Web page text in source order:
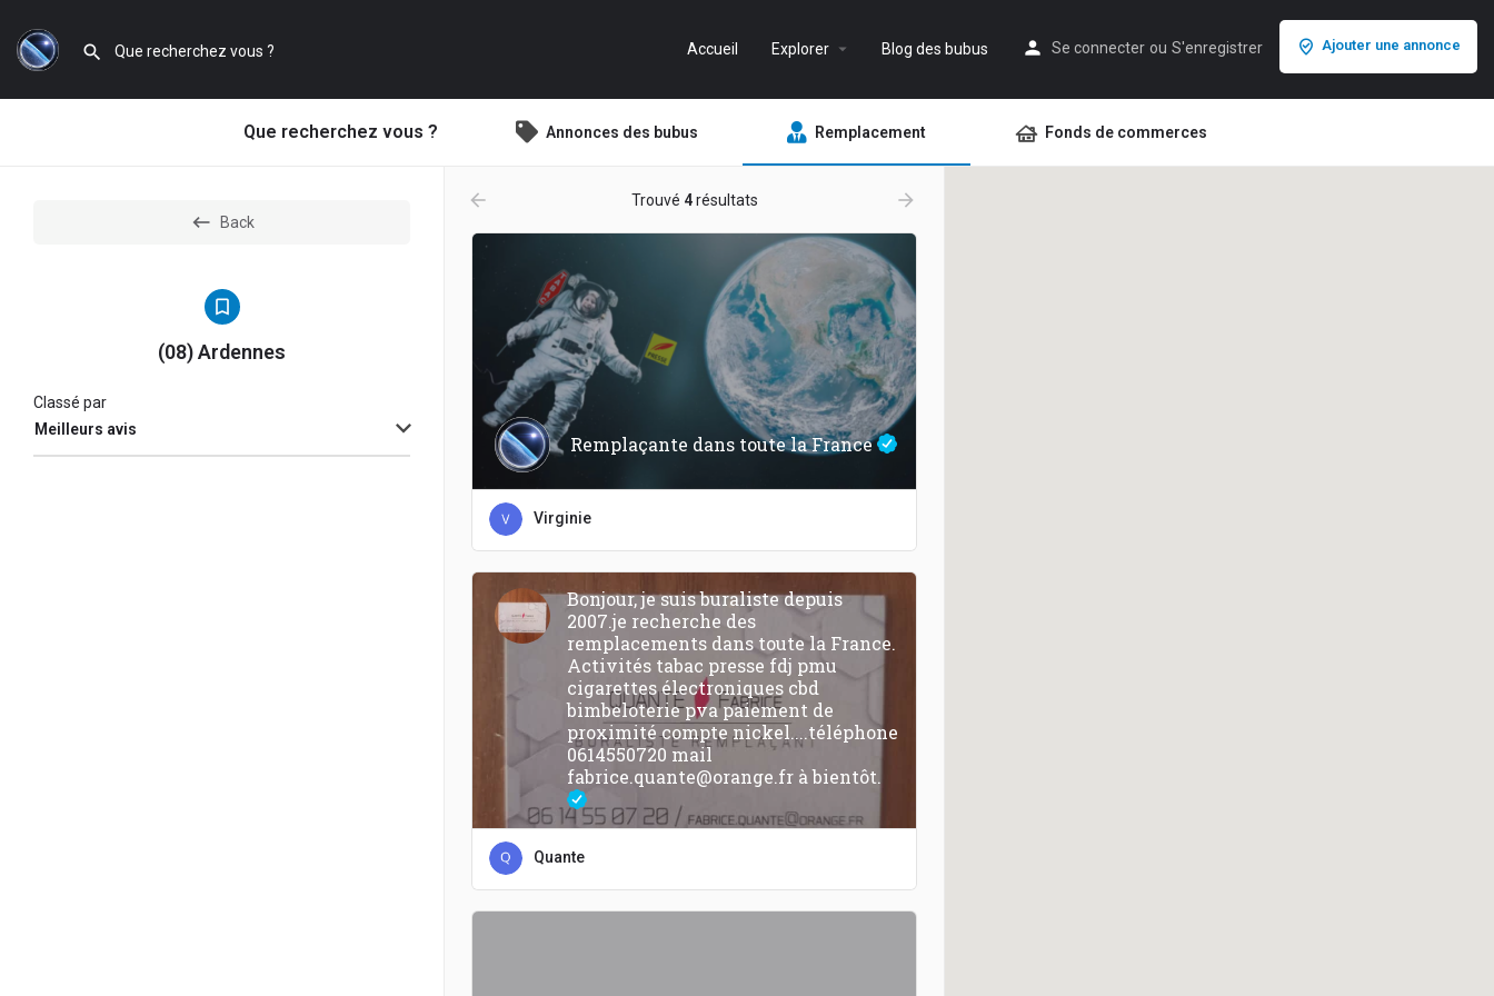
Se connecter ou S'enregistrer Ajouter une annonce
Accueil Explorer arrow_drop_down Blog des bubus
Que recherchez vous ? Annonces des bubus Remplacement Fonds de commerces
Back
(08) Ardennes
Meilleurs avis
Classé par
arrow_backward Trouvé 4résultats arrow_forward
Remplaçante dans toute la France
Virginie
Bonjour, je suis buraliste depuis
2007.je recherche des
remplacements dans toute la France.
Activités tabac presse fdj pmu
cigarettes électroniques cbd
bimbeloterie pva paiement de
proximité compte nickel....téléphone
0614550720 mail
fabrice.quante@orange.fr à bientôt.
Quante